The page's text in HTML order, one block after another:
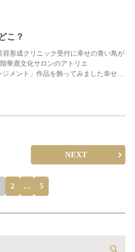
こ？
形成クリニック受付に幸せの青い鳥が
華鹿文化サロンのアトリエ
メント」作品を飾ってみました幸せっ
2 … 5
NEXT